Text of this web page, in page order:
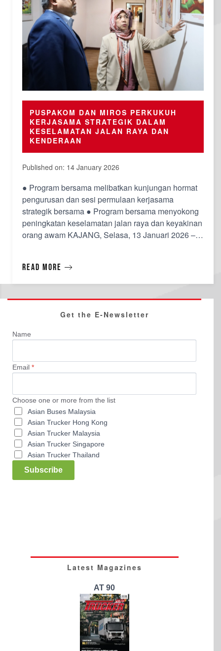
PUSPAKOM DAN MIROS PERKUKUH
KERJASAMA STRATEGIK DALAM
KESELAMATAN JALAN RAYA DAN
KENDERAAN
Published on: 14 January 2026
● Program bersama melibatkan kunjungan hormat
pengurusan dan sesi permulaan kerjasama
strategik bersama ● Program bersama menyokong
peningkatan keselamatan jalan raya dan keyakinan
orang awam KAJANG, Selasa, 13 Januari 2026 –
(MIROS) hari ini melaksanakan Program Bersama
PUSPAKOM–MIROS sebagai platform strate…
Read more
Get the E-Newsletter
Name
Email *
Choose one or more from the list
Asian Buses Malaysia
Asian Trucker Hong Kong
Asian Trucker Malaysia
Asian Trucker Singapore
Asian Trucker Thailand
Subscribe
Latest Magazines
AT 90